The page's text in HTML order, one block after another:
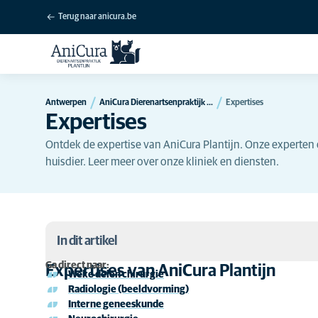
Terug naar anicura.be
Antwerpen AniCura Dierenartsenpraktijk Plantijn te Berchem Expertises
Expertises
Ontdek de expertise van AniCura Plantijn. Onze
huisdier. Leer meer over onze kliniek en diensten.
In dit artikel
Expertises van AniCura Plantijn
Cardiologie
Expertises van AniCura Plantijn
Ga direct naar:
Weke delen chirurgie
Radiologie (beeldvorming)
Interne geneeskunde